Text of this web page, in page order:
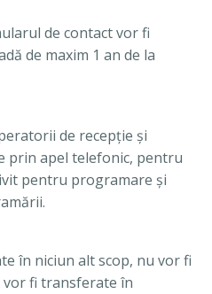
de contact vor fi
de maxim 1 an de la
de recepție și
prin apel telefonic, pentru
pentru programare și
în niciun alt scop, nu vor fi
fi transferate în